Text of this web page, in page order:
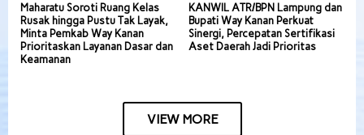
Maharatu Soroti Ruang Kelas
Rusak hingga Pustu Tak Layak,
Minta Pemkab Way Kanan
Prioritaskan Layanan Dasar dan
Keamanan
KANWIL ATR/BPN Lampung dan
Bupati Way Kanan Perkuat
Sinergi, Percepatan Sertifikasi
Aset Daerah Jadi Prioritas
VIEW MORE